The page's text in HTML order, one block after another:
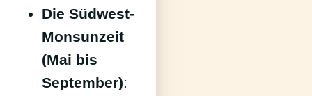
Die Südwest-
Monsunzeit
(Mai bis
September):